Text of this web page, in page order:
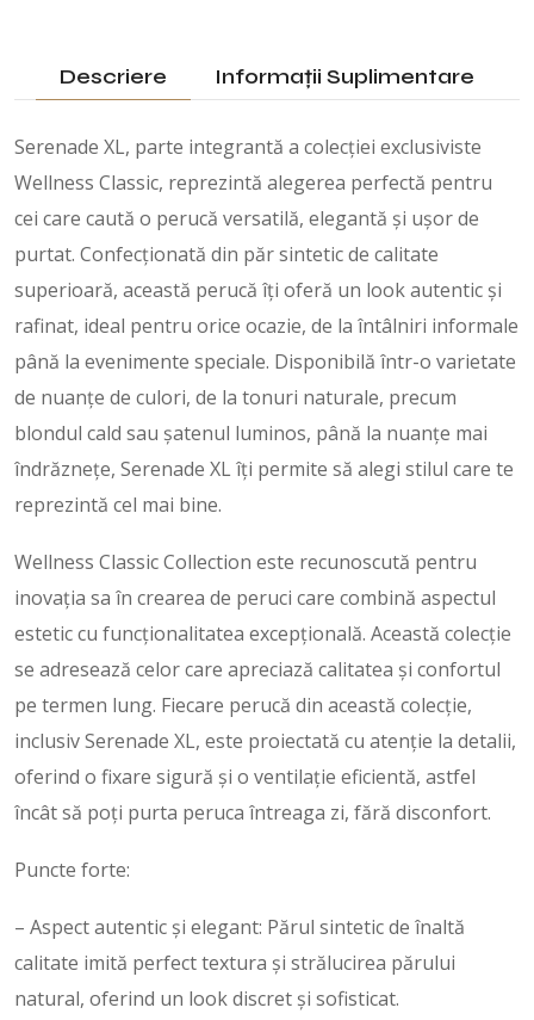
Descriere Informații Suplimentare
Serenade XL, parte integrantă a colecției exclusiviste
Wellness Classic, reprezintă alegerea perfectă pentru
cei care caută o perucă versatilă, elegantă și ușor de
purtat. Confecționată din păr sintetic de calitate
superioară, această perucă îți oferă un look autentic și
rafinat, ideal pentru orice ocazie, de la întâlniri informale
până la evenimente speciale. Disponibilă într-o varietate
de nuanțe de culori, de la tonuri naturale, precum
blondul cald sau șatenul luminos, până la nuanțe mai
îndrăznețe, Serenade XL îți permite să alegi stilul care te
reprezintă cel mai bine.
Wellness Classic Collection este recunoscută pentru
inovația sa în crearea de peruci care combină aspectul
estetic cu funcționalitatea excepțională. Această colecție
se adresează celor care apreciază calitatea și confortul
pe termen lung. Fiecare perucă din această colecție,
inclusiv Serenade XL, este proiectată cu atenție la detalii,
oferind o fixare sigură și o ventilație eficientă, astfel
încât să poți purta peruca întreaga zi, fără disconfort.
Puncte forte:
– Aspect autentic și elegant: Părul sintetic de înaltă
calitate imită perfect textura și strălucirea părului
natural, oferind un look discret și sofisticat.